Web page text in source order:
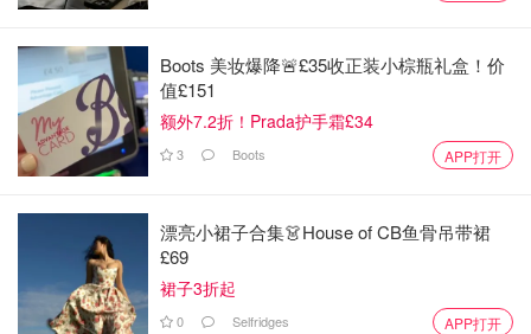
Boots 美妆爆降🚨£35收正装小棕瓶礼盒！价
值£151
额外7.2折！Prada护手霜£34
3 Boots APP打开
漂亮小裙子合集👗House of CB鱼骨吊带裙
£69
裙子3折起
0 Selfridges APP打开